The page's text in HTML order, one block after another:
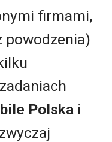
firmami,
powodzenia)
Polska i